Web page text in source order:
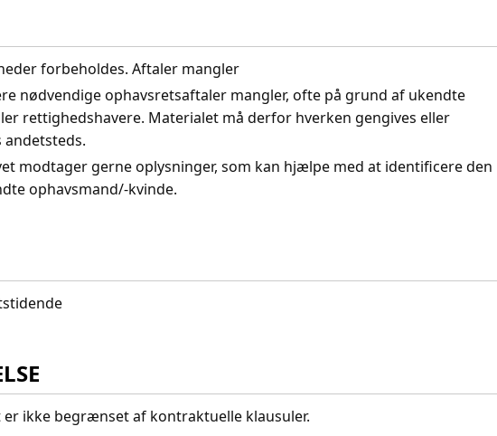
forbeholdes. Aftaler mangler
nødvendige ophavsretsaftaler mangler, ofte på grund af ukendte
rettighedshavere. Materialet må derfor hverken gengives eller
andetsteds.
modtager gerne oplysninger, som kan hjælpe med at identificere den
ophavsmand/-kvinde.
er ikke begrænset af kontraktuelle klausuler.